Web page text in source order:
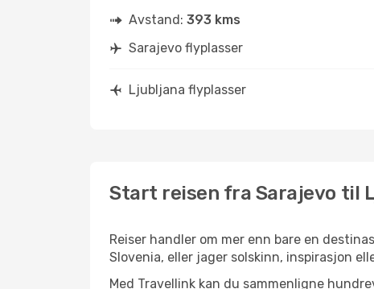
Avstand: 393 kms
Sarajevo flyplasser
Ljubljana flyplasser
Start reisen fra Sarajevo til
Reiser handler om mer enn bare en
Slovenia, eller jager solskinn, inspirasjon
Med Travellink kan du sammenligne